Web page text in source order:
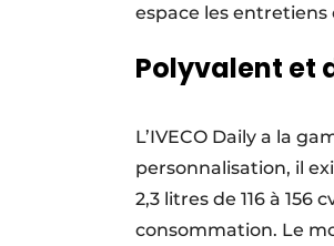
espace les entretiens
Polyvalent et
L’IVECO Daily a la
personnalisation, il
2,3 litres de 116 à 156
consommation. Le